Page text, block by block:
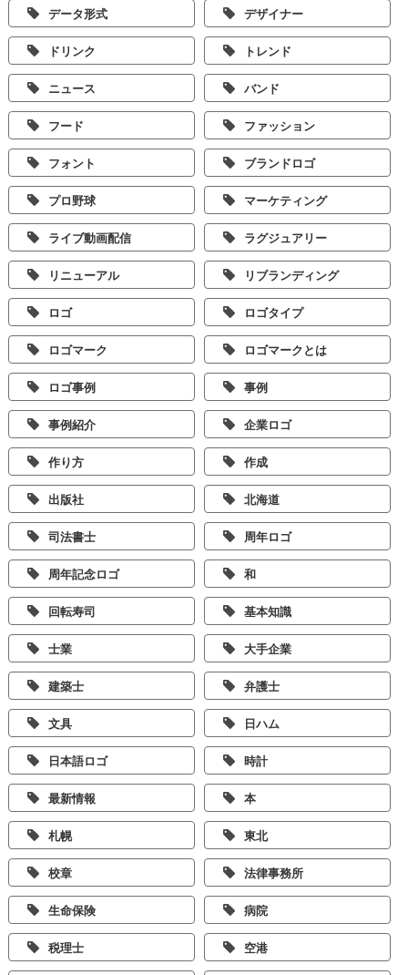
データ形式 デザイナー
ドリンク トレンド
ニュース バンド
フード ファッション
フォント ブランドロゴ
プロ野球 マーケティング
ライブ動画配信 ラグジュアリー
リニューアル リブランディング
ロゴ ロゴタイプ
ロゴマーク ロゴマークとは
ロゴ事例 事例
事例紹介 企業ロゴ
作り方 作成
出版社 北海道
司法書士 周年ロゴ
周年記念ロゴ 和
回転寿司 基本知識
士業 大手企業
建築士 弁護士
文具 日ハム
日本語ロゴ 時計
最新情報 本
札幌 東北
校章 法律事務所
生命保険 病院
税理士 空港